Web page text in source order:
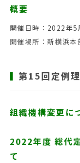
概要
開催日時：2022年
開催場所：新横浜本
第15回定例
組織機構変更に
2022年度 総代
て